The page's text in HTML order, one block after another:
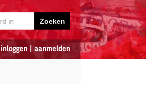
inloggen aanmelden